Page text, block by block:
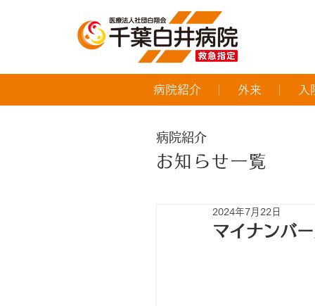
病院紹介 外来 入
病院紹介
お知らせ一覧
マイナンバ
2024年7月22日